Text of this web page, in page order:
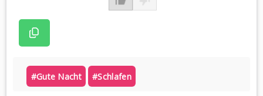
#gute Nacht #schlafen